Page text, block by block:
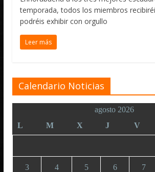
temporada, todos los miembros
podréis exhibir con orgullo
Leer más
Calendario Noticias
agosto 2026
L
M X J V
3 4 5 6 7